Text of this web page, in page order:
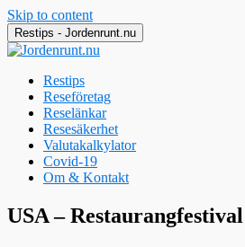
Skip to content
Restips - Jordenrunt.nu
Restips
Reseföretag
Reselänkar
Resesäkerhet
Valutakalkylator
Covid-19
Om & Kontakt
Jordenrunt.nu
Tusen Restips från hela världen
USA –